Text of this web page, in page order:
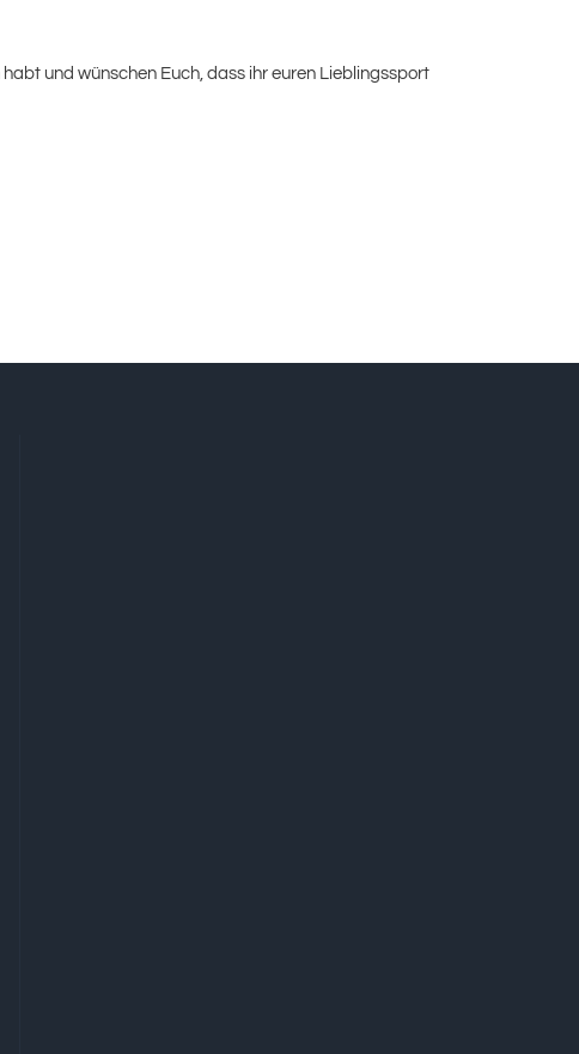
und wünschen Euch, dass ihr euren Lieblingssport